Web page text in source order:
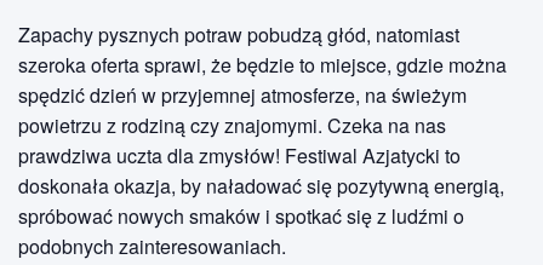
Zapachy pysznych potraw pobudzą głód, natomiast
szeroka oferta sprawi, że będzie to miejsce, gdzie można
spędzić dzień w przyjemnej atmosferze, na świeżym
powietrzu z rodziną czy znajomymi. Czeka na nas
prawdziwa uczta dla zmysłów! Festiwal Azjatycki to
doskonała okazja, by naładować się pozytywną energią,
spróbować nowych smaków i spotkać się z ludźmi o
podobnych zainteresowaniach.